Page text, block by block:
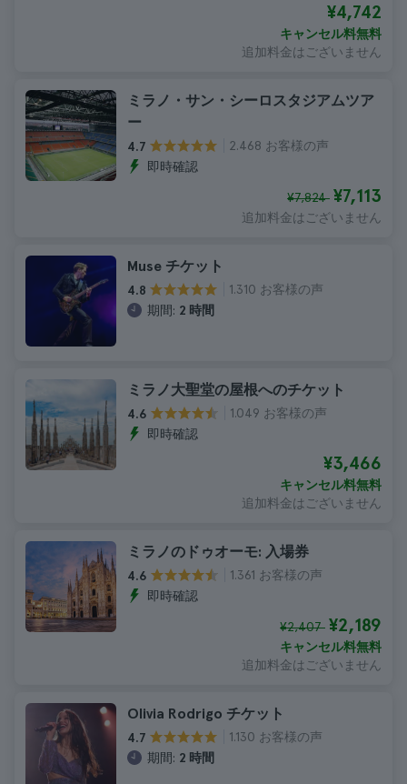
¥4,742
キャンセル料無料
追加料金はございません
ミラノ・サン・シーロスタジアムツア
ー
4.7
2.468 お客様の声
即時確認
¥7,824 ¥7,113
追加料金はございません
Muse チケット
4.8
1.310 お客様の声
期間: 2 時間
ミラノ大聖堂の屋根へのチケット
4.6
1.049 お客様の声
即時確認
¥3,466
キャンセル料無料
追加料金はございません
ミラノのドゥオーモ: 入場券
4.6
1.361 お客様の声
即時確認
¥2,407 ¥2,189
キャンセル料無料
追加料金はございません
Olivia Rodrigo チケット
4.7
1.130 お客様の声
期間: 2 時間